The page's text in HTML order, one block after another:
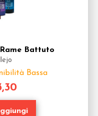
Battuto
Bassa